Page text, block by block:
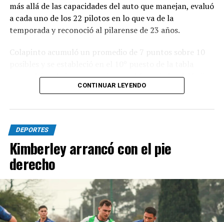
más allá de las capacidades del auto que manejan, evaluó
a cada uno de los 22 pilotos en lo que va de la
temporada y reconoció al pilarense de 23 años.
Colapinto acumuló un promedio de 7 puntos sobre 10
general, igualado en puntaje con el francés Isack Hadjar,
que logró estabilidad con la compleja segunda butaca de
Las actuaciones del pilarense en la primera parte del
año elevaron las expectativas, ya que logró sumar
puntos en seis de las once carreras que se disputaron,
con un total de 19 unidades que lo ubican en el 12º
lugar en el campeonato.
CONTINUAR LEYENDO
DEPORTES
Kimberley arrancó con el pie
derecho